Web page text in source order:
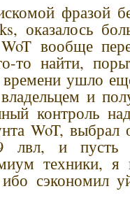
фразой
оказалось
вообще
то найти,
времени ушло
и
контроль
WoT, выбрал
лвл, и
техники,
сэкономил